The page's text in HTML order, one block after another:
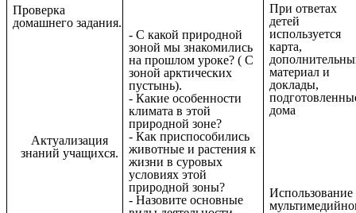
Проверка
домашнего задания.
Актуализация
знаний учащихся.
- С какой природной
зоной мы знакомились
на прошлом уроке? ( С
зоной арктических
пустынь).
- Какие особенности
климата в этой
природной зоне?
- Как приспособились
животные и растения к
жизни в суровых
условиях этой
природной зоны?
- Назовите основные
При ответах
детей
используется
карта,
материал и
доклады,
дома
Использование